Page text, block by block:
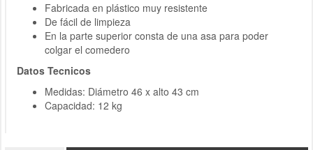
Fabricada en plástico muy resistente
De fácil de limpieza
En la parte superior consta de una asa para poder
colgar el comedero
Datos Tecnicos
Medidas: Diámetro 46 x alto 43 cm
Capacidad: 12 kg